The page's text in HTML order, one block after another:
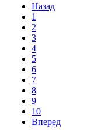
Назад
1
2
3
4
5
6
7
8
9
10
Вперед